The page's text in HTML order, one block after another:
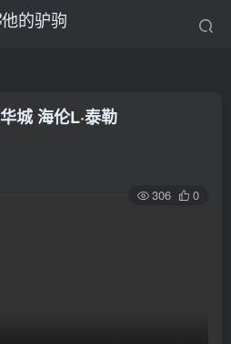
城 海伦L·泰勒
306 0